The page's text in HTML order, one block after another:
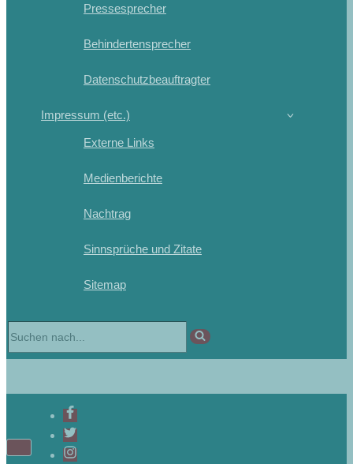
Pressesprecher
Behindertensprecher
Datenschutzbeauftragter
Impressum (etc.)
Externe Links
Medienberichte
Nachtrag
Sinnsprüche und Zitate
Sitemap
Navigations-